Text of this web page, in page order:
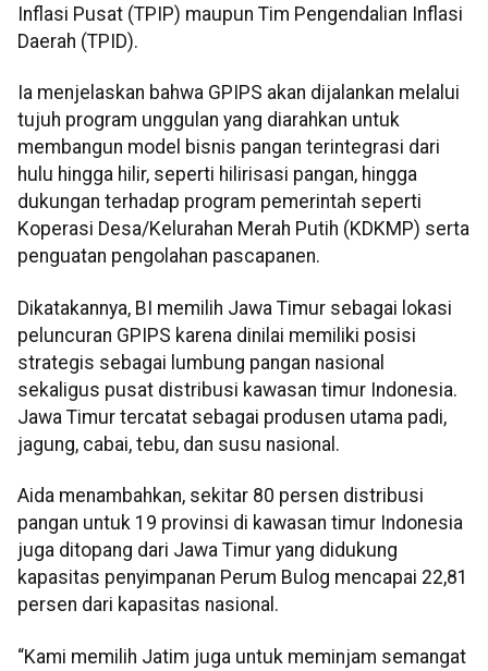
Inflasi Pusat (TPIP) maupun Tim Pengendalian Inflasi
Daerah (TPID).
Ia menjelaskan bahwa GPIPS akan dijalankan melalui
tujuh program unggulan yang diarahkan untuk
membangun model bisnis pangan terintegrasi dari
hulu hingga hilir, seperti hilirisasi pangan, hingga
dukungan terhadap program pemerintah seperti
Koperasi Desa/Kelurahan Merah Putih (KDKMP) serta
penguatan pengolahan pascapanen.
Dikatakannya, BI memilih Jawa Timur sebagai lokasi
peluncuran GPIPS karena dinilai memiliki posisi
strategis sebagai lumbung pangan nasional
sekaligus pusat distribusi kawasan timur Indonesia.
Jawa Timur tercatat sebagai produsen utama padi,
jagung, cabai, tebu, dan susu nasional.
Aida menambahkan, sekitar 80 persen distribusi
pangan untuk 19 provinsi di kawasan timur Indonesia
juga ditopang dari Jawa Timur yang didukung
kapasitas penyimpanan Perum Bulog mencapai 22,81
persen dari kapasitas nasional.
“Kami memilih Jatim juga untuk meminjam semangat